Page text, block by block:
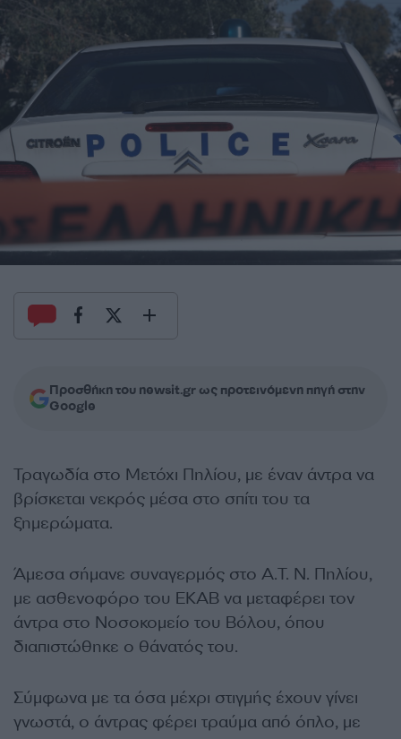
Προσθήκη του newsit.gr ως προτεινόμενη πηγή στην
Google
Τραγωδία στο Μετόχι Πηλίου, με έναν άντρα να
βρίσκεται νεκρός μέσα στο σπίτι του τα
ξημερώματα.
Άμεσα σήμανε συναγερμός στο Α.Τ. Ν. Πηλίου,
με ασθενοφόρο του ΕΚΑΒ να μεταφέρει τον
άντρα στο Νοσοκομείο του Βόλου, όπου
διαπιστώθηκε ο θάνατός του.
Σύμφωνα με τα όσα μέχρι στιγμής έχουν γίνει
γνωστά, ο άντρας φέρει τραύμα από όπλο, με